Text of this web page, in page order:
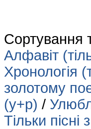
Сортування
Алфавіт
Хронологія
золотому
(у+р) /
Тільки